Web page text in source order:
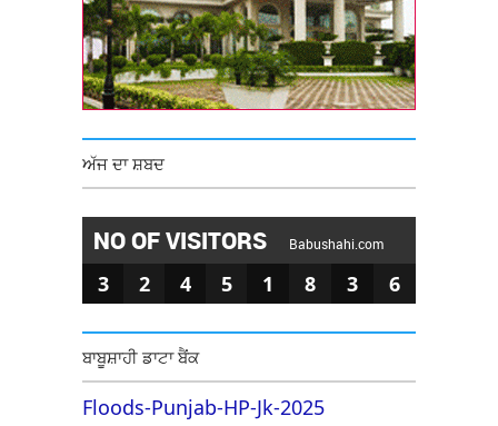
ਅੱਜ ਦਾ ਸ਼ਬਦ
NO OF VISITORS Babushahi.com
3 2 4 5 1 8 3 6
ਬਾਬੂਸ਼ਾਹੀ ਡਾਟਾ ਬੈਂਕ
Floods-Punjab-HP-Jk-2025